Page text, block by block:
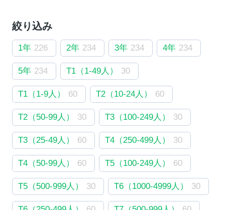
絞り込み
1年 226 2年 234 3年 234 4年 234
5年 234 T1（1-49人） 30
T1（1-9人） 60 T2（10-24人） 60
T2（50-99人） 30 T3（100-249人） 30
T3（25-49人） 60 T4（250-499人） 30
T4（50-99人） 60 T5（100-249人） 60
T5（500-999人） 30 T6（1000-4999人） 30